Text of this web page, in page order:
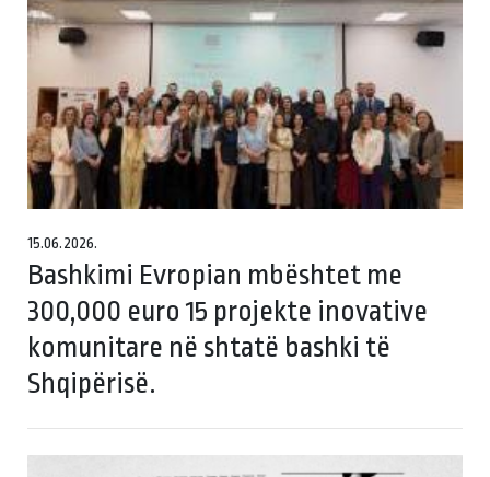
15.06.2026.
Bashkimi Evropian mbështet me
300,000 euro 15 projekte inovative
komunitare në shtatë bashki të
Shqipërisë.